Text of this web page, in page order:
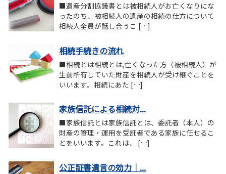
■遺産分割協議書とは被相続人がお亡くなりにな
ったのち、被相続人の遺産の相続の仕方について
相続人全員が話し合うこ […]
相続手続きの流れ
■相続とは相続とは,亡くなった方（被相続人）が
生前所有していた財産を相続人が受け継ぐことを
いいます。相続にあた […]
家族信託による相続対...
■家族信託とは家族信託とは、委託者（本人）の
財産の管理・運用を受託者である家族に任せるこ
とをいいます。これは、 […]
公正証書遺言の効力｜...